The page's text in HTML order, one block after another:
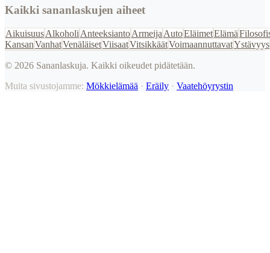
Kaikki sananlaskujen aiheet
AikuisuusAlkoholi AnteeksiantoArmeija AutoEläimetElämä
KansanVanhatVenäläisetViisaatVitsikkäätVoimaannuttavatYstävyys
© 2026 Sananlaskuja. Kaikki oikeudet pidätetään.
Muita sivustojamme: Mökkielämää · Eräily · Vaatehöyrystin